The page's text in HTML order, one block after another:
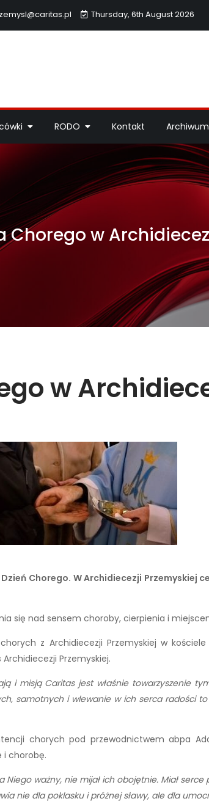
Thursday, 6th August 2026
RODO Kontakt Archiwum
Chorego w
w
Chorego. W Archidiecezji Przemyskiej
się nad sensem choroby, cierpienia i
z Archidiecezji Przemyskiej w
Przemyskiej.
i misją Caritas jest właśnie towarzyszenie
samotnych i wlewanie w ich serca radości
chorych pod przewodnictwem abpa
i chorobę.
ważny, nie mijał ich obojętnie. Miał serce
nie dla poklasku i próżnej sławy, ale dla